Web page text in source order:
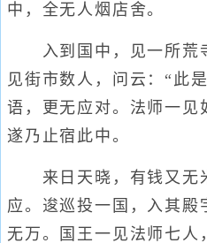
中，全无人烟店舍。
入到国中，见一所荒
见街市数人，问云：“此
语，更无应对。法师一见
遂乃止宿此中。
来日天晓，有钱又无
应。逡巡投一国，入其殿
无万。国王一见法师七人